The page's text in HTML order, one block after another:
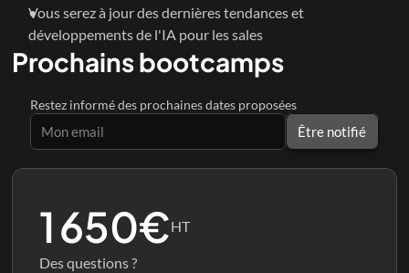
Vous serez à jour des dernières tendances et
développements de l'IA pour les sales
Prochains bootcamps
Restez informé des prochaines dates proposées
Être notifié
1 650€HT
Des questions ?